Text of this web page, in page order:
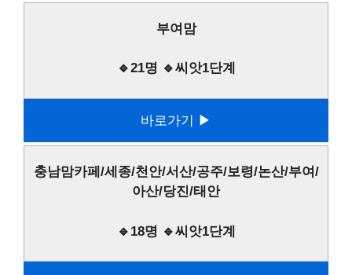
부여맘
🔹21명 🔹씨앗1단계
바로가기 ▶
충남맘카페/세종/천안/서산/공주/보령/논산/부여/
아산/당진/태안
🔹18명 🔹씨앗1단계